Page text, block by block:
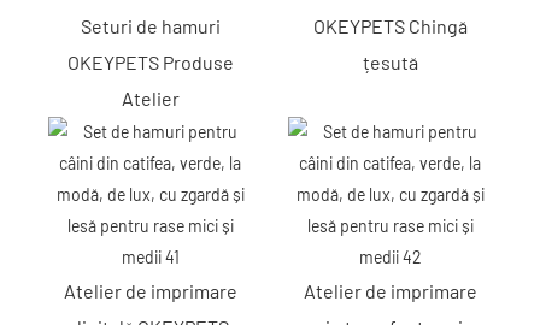
Seturi de hamuri
OKEYPETS Produse
Atelier
OKEYPETS Chingă
țesută
Atelier de imprimare
Atelier de imprimare